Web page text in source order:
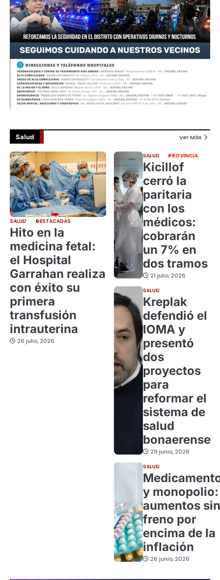
Salud Ver Más
SALUD DESTACADAS
Hito en la
medicina fetal:
el Hospital
Garrahan realiza
con éxito su
primera
transfusión
intrauterina
26 julio, 2026
SALUD PROVINCIA
Kicillof
cerró la
paritaria
con los
médicos:
cobrarán
un 7% en
dos tramos
21 julio, 2026
SALUD
Kreplak
defendió el
IOMA y
presentó
dos
proyectos
para
reformar el
sistema de
salud
bonaerense
29 junio, 2026
SALUD
y monopolio:
aumentos sin
freno por
encima de la
inflación
26 junio, 2026